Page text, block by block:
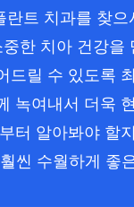
트 치과를 찾
한 치아 건강을
드릴 수 있도록
녹여내서 더욱
터 알아봐야 할
씬 수월하게 좋